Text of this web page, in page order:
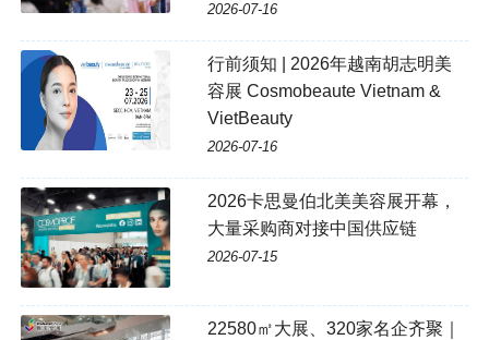
2026-07-16
行前须知 | 2026年越南胡志明美
容展 Cosmobeaute Vietnam &
VietBeauty
2026-07-16
2026卡思曼伯北美美容展开幕，
大量采购商对接中国供应链
2026-07-15
22580㎡大展、320家名企齐聚｜